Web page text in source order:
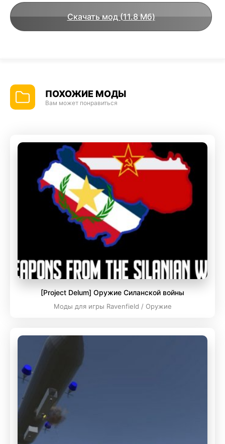
Скачать мод (11.8 Мб)
ПОХОЖИЕ МОДЫ
Вам может понравиться
[Project Delum] Оружие Силанской войны
Моды для игры Ravenfield / Оружие